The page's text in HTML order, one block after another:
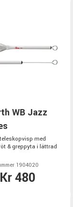
WB Jazz
med
& greppyta i lättrad
1904020
Kr 480